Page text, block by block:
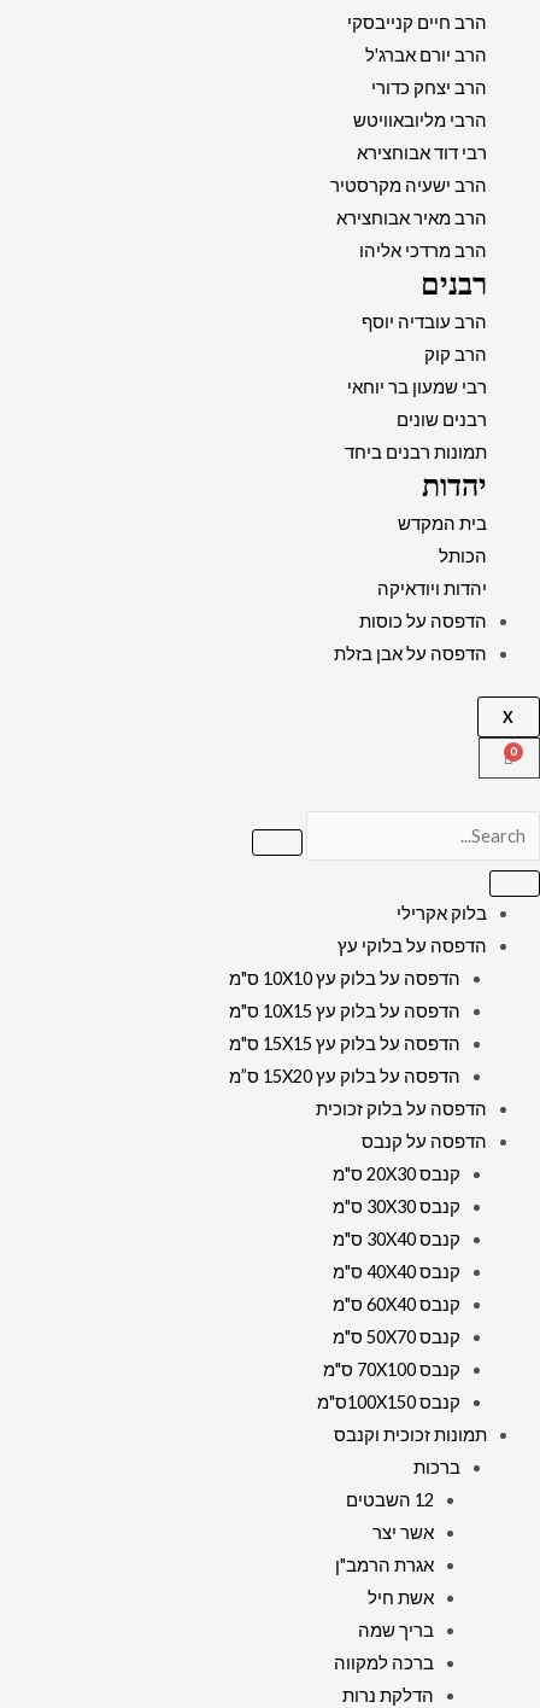
הרב חיים קנייבסקי
הרב יורם אברג'ל
הרב יצחק כדורי
הרבי מליובאוויטש
רבי דוד אבוחצירא
הרב ישעיה מקרסטיר
הרב מאיר אבוחצירא
הרב מרדכי אליהו
רבנים
הרב עובדיה יוסף
הרב קוק
רבי שמעון בר יוחאי
רבנים שונים
תמונות רבנים ביחד
יהדות
בית המקדש
הכותל
יהדות ויודאיקה
הדפסה על כוסות
הדפסה על אבן בזלת
X
בלוק אקרילי
הדפסה על בלוקי עץ
הדפסה על בלוק עץ 10X10 ס"מ
הדפסה על בלוק עץ 10X15 ס"מ
הדפסה על בלוק עץ 15X15 ס"מ
הדפסה על בלוק עץ 15X20 ס”מ
הדפסה על בלוק זכוכית
הדפסה על קנבס
קנבס 20X30 ס"מ
קנבס 30X30 ס"מ
קנבס 30X40 ס"מ
קנבס 40X40 ס"מ
קנבס 60X40 ס"מ
קנבס 50X70 ס"מ
קנבס 70X100 ס"מ
קנבס 100X150ס"מ
תמונות זכוכית וקנבס
ברכות
12 השבטים
אשר יצר
אגרת הרמב"ן
אשת חיל
בריך שמה
ברכה למקווה
הדלקת נרות